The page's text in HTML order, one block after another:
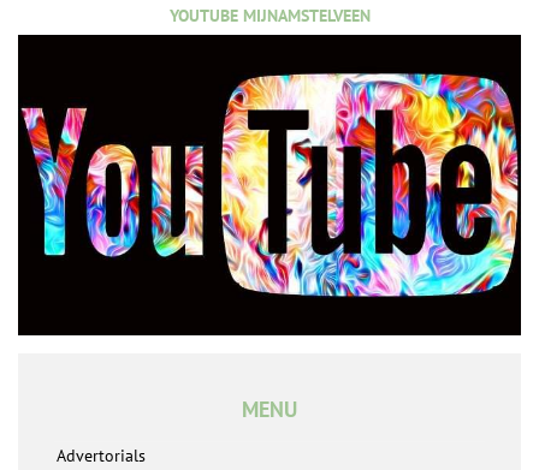
YOUTUBE MIJNAMSTELVEEN
MENU
Advertorials